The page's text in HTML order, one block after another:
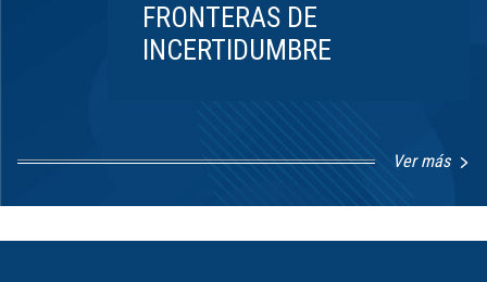
FRONTERAS DE
INCERTIDUMBRE
Ver más
1
8